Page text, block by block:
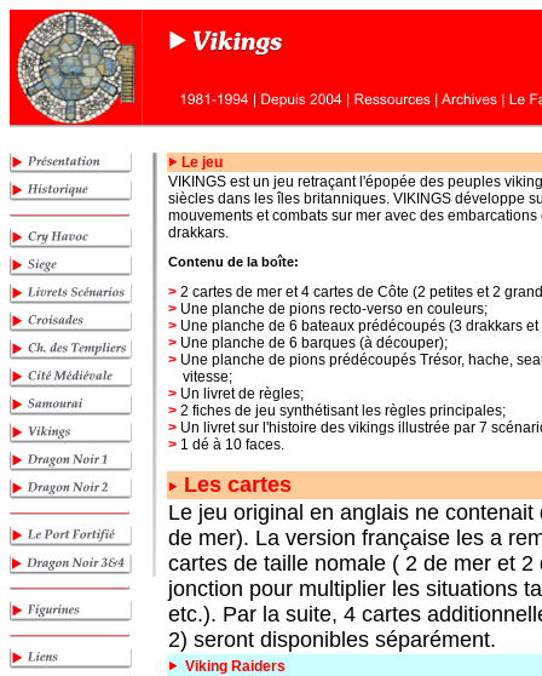
Le jeu
VIKINGS est un jeu retraçant l'épopée des peuples
siècles dans les îles britanniques. VIKINGS développe
mouvements et combats sur mer avec des embarcations
drakkars.
Contenu de la boîte:
> 2 cartes de mer et 4 cartes de Côte (2 petites et 2
> Une planche de pions recto-verso en couleurs;
> Une planche de 6 bateaux prédécoupés (3 drakkars
> Une planche de 6 barques (à découper);
> Une planche de pions prédécoupés Trésor, hache,
vitesse;
> Un livret de règles;
> 2 fiches de jeu synthétisant les règles principales;
> Un livret sur l'histoire des vikings illustrée par 7
> 1 dé à 10 faces.
Les cartes
Le jeu original en anglais ne
de mer). La version française les a
cartes de taille nomale ( 2 de mer et
jonction pour multiplier les situations
etc.). Par la suite, 4 cartes
2) seront disponibles séparément.
Viking Raiders